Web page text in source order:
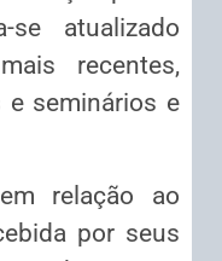
se atualizado
recentes,
e seminários e
relação ao
por seus